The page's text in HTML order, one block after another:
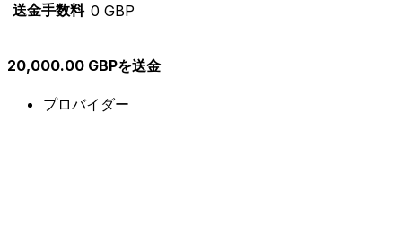
送金手数料 0 GBP
20,000.00 GBPを送金
プロバイダー